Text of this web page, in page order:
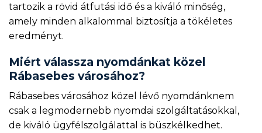
tartozik a rövid átfutási idő és a kiváló minőség,
amely minden alkalommal biztosítja a tökéletes
eredményt.
Miért válassza nyomdánkat közel
Rábasebes városához?
Rábasebes városához közel lévő nyomdánknem
csak a legmodernebb nyomdai szolgáltatásokkal,
de kiváló ügyfélszolgálattal is büszkélkedhet.